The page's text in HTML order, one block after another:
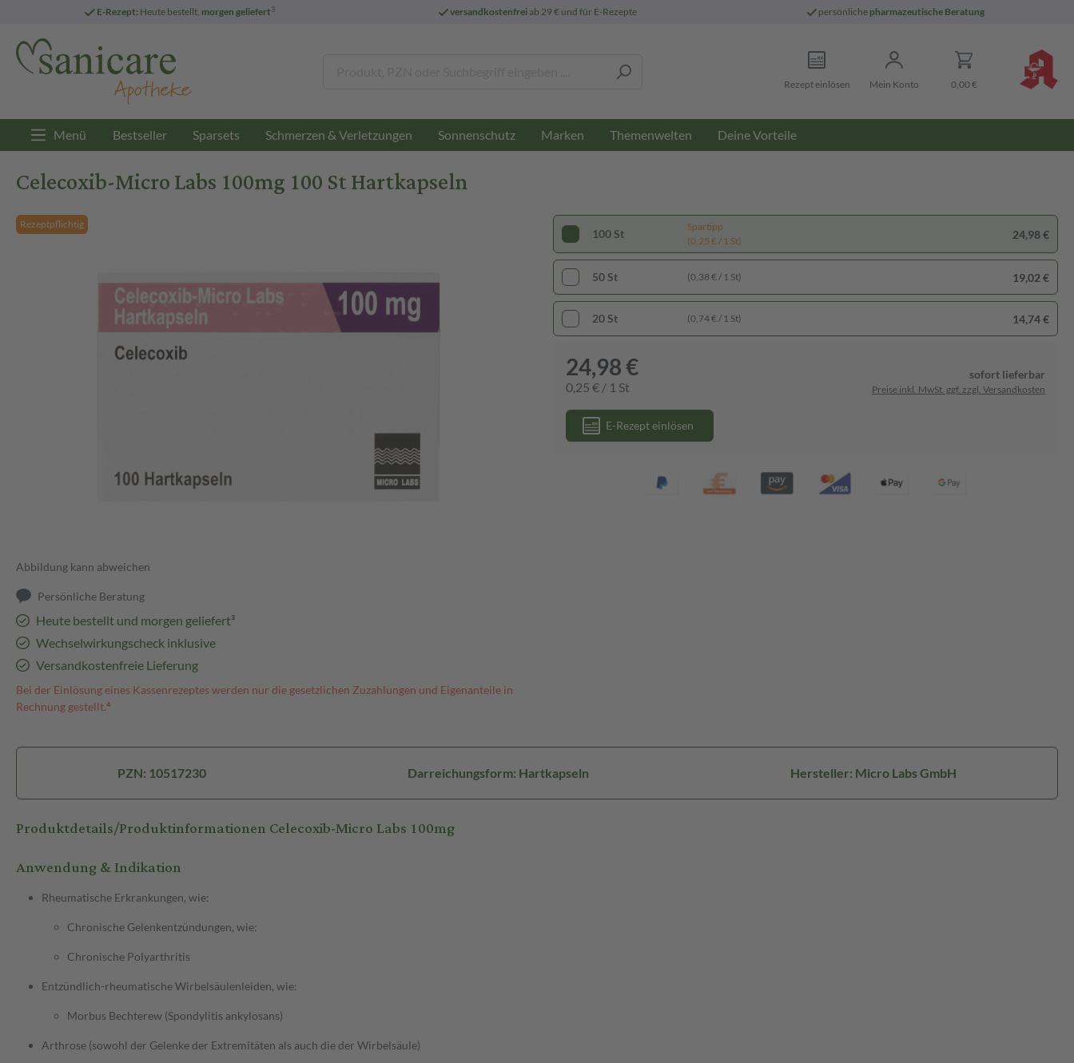
E-Rezept: Heute bestellt, morgen geliefert3 versandkostenfreiab 29 € und für E-Rezepte persönliche pharmazeutische Beratung
Rezept einlösen Mein Konto 0,00 €
Menü Bestseller Sparsets Schmerzen & Verletzungen Sonnenschutz Marken Themenwelten Deine Vorteile
Celecoxib-Micro Labs 100mg 100 St Hartkapseln
Rezeptpflichtig
Abbildung kann abweichen
Persönliche Beratung
Heute bestellt und morgen geliefert³
Wechselwirkungscheck inklusive
Versandkostenfreie Lieferung
Bei der Einlösung eines Kassenrezeptes werden nur die gesetzlichen Zuzahlungen und Eigenanteile in
Rechnung gestellt.⁴
100 St
Spartipp
(0,25 € / 1 St)
24,98 €
50 St (0,38 € / 1 St) 19,02 €
20 St (0,74 € / 1 St) 14,74 €
24,98 €
0,25 € / 1 St
sofort lieferbar
Preise inkl. MwSt. ggf. zzgl. Versandkosten
E-Rezept einlösen
PZN: 10517230 Darreichungsform: Hartkapseln Hersteller: Micro Labs GmbH
Produktdetails/Produktinformationen Celecoxib-Micro Labs 100mg
Anwendung & Indikation
Rheumatische Erkrankungen, wie:
Chronische Gelenkentzündungen, wie:
Chronische Polyarthritis
Entzündlich-rheumatische Wirbelsäulenleiden, wie:
Morbus Bechterew (Spondylitis ankylosans)
Arthrose (sowohl der Gelenke der Extremitäten als auch die der Wirbelsäule)